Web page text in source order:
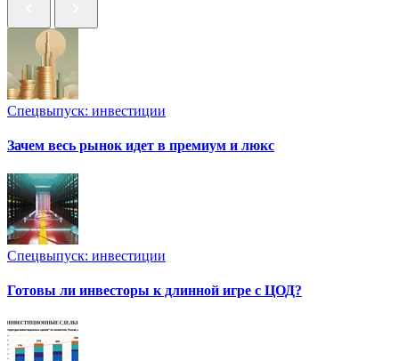
Спецвыпуск: инвестиции
Зачем весь рынок идет в премиум и люкс
Спецвыпуск: инвестиции
Готовы ли инвесторы к длинной игре с ЦОД?